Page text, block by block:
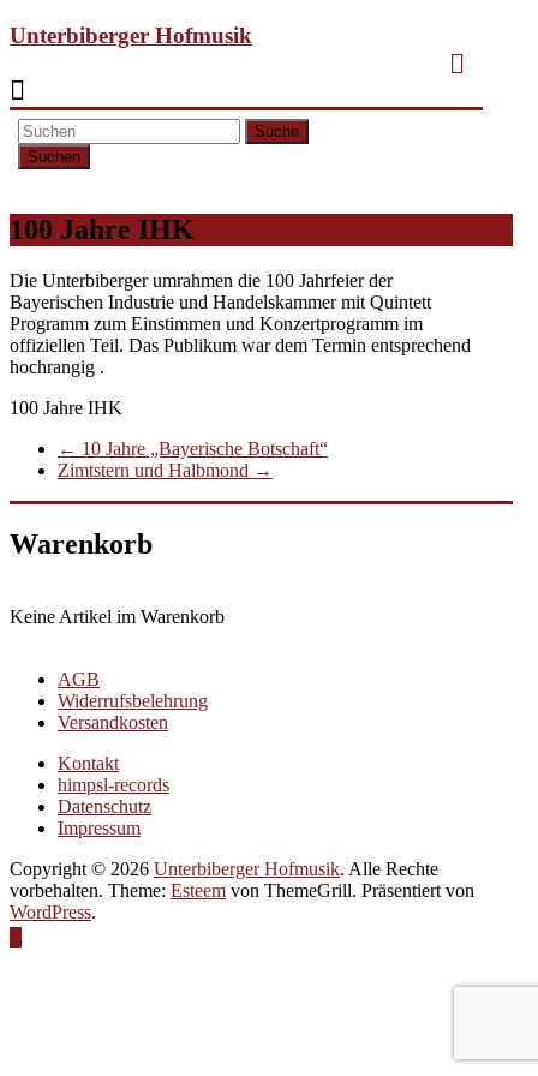
Unterbiberger Hofmusik
Suche
100 Jahre IHK
Die Unterbiberger umrahmen die 100 Jahrfeier der
Bayerischen Industrie und Handelskammer mit Quintett
Programm zum Einstimmen und Konzertprogramm im
offiziellen Teil. Das Publikum war dem Termin entsprechend
hochrangig .
100 Jahre IHK
← 10 Jahre „Bayerische Botschaft“
Zimtstern und Halbmond →
Warenkorb
Keine Artikel im Warenkorb
AGB
Widerrufsbelehrung
Versandkosten
Kontakt
himpsl-records
Datenschutz
Impressum
Copyright © 2026 Unterbiberger Hofmusik. Alle Rechte
vorbehalten. Theme: Esteem von ThemeGrill. Präsentiert von
WordPress.